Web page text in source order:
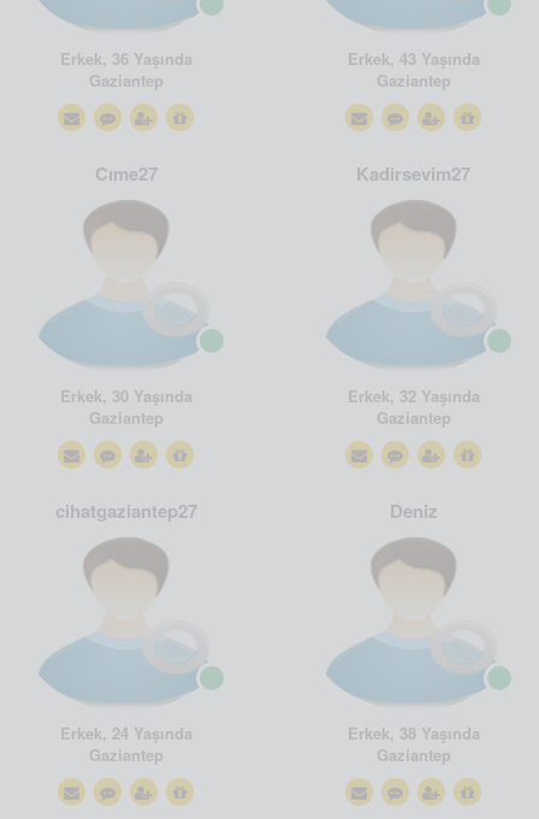
Erkek, 36 Yaşında
Gaziantep
Erkek, 43 Yaşında
Gaziantep
Cıme27
Erkek, 30 Yaşında
Gaziantep
Kadirsevim27
Erkek, 32 Yaşında
Gaziantep
cihatgaziantep27
Erkek, 24 Yaşında
Gaziantep
Deniz
Erkek, 38 Yaşında
Gaziantep